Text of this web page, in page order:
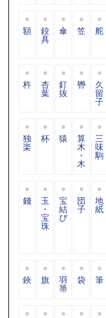
額 鉸
具
傘 笠 舵
杵 杏
葉
釘
抜
轡 久
留
子
独
楽
杯 猿 算
木
・
木
三
味
駒
錢 玉
・
宝
珠
宝
結
び
団
子
地
紙
鋏 旗 羽
箒
袋 筆